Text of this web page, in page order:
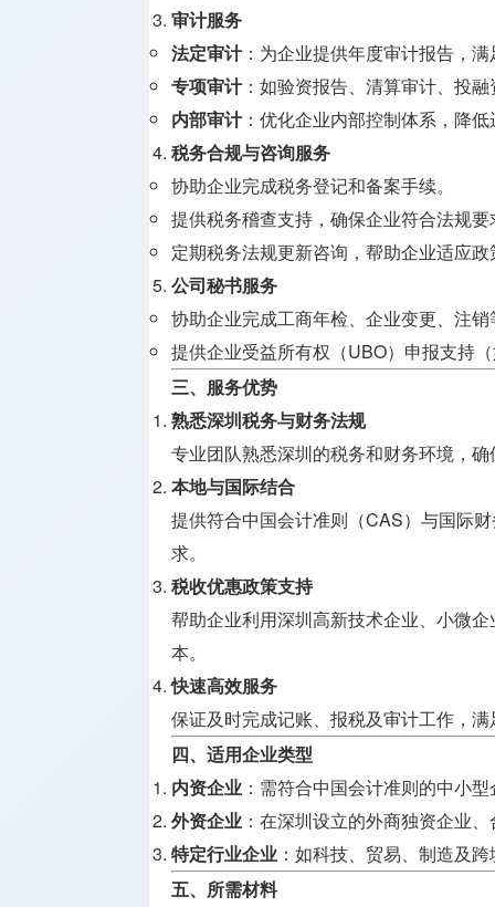
审计服务
法定审计：为企业提供年度审计报告，
专项审计：如验资报告、清算审计、投
内部审计：优化企业内部控制体系，降
税务合规与咨询服务
协助企业完成税务登记和备案手续。
提供税务稽查支持，确保企业符合法规要
定期税务法规更新咨询，帮助企业适应
公司秘书服务
协助企业完成工商年检、企业变更、注
提供企业受益所有权（UBO）申报支持
三、服务优势
熟悉深圳税务与财务法规
专业团队熟悉深圳的税务和财务环境，
本地与国际结合
提供符合中国会计准则（CAS）与国际
求。
税收优惠政策支持
帮助企业利用深圳高新技术企业、小微
本。
快速高效服务
保证及时完成记账、报税及审计工作，
四、适用企业类型
内资企业 ：需符合中国会计准则的中小
外资企业 ：在深圳设立的外商独资企业
特定行业企业 ：如科技、贸易、制造及
五、所需材料